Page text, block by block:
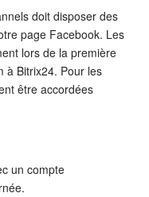
RH
doit disposer des
page Facebook. Les
lors de la première
à Bitrix24. Pour les
être accordées
un compte